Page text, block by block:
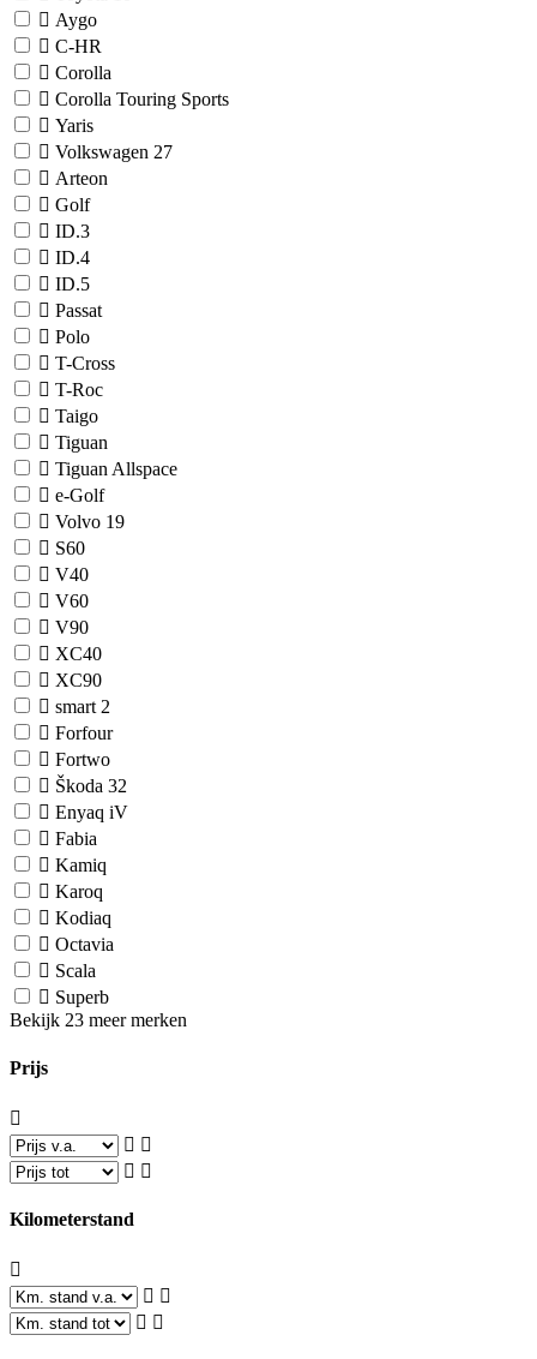
Aygo
C-HR
Corolla
Corolla Touring Sports
Yaris
Volkswagen 27
Arteon
Golf
ID.3
ID.4
ID.5
Passat
Polo
T-Cross
T-Roc
Taigo
Tiguan
Tiguan Allspace
e-Golf
Volvo 19
S60
V40
V60
V90
XC40
XC90
smart 2
Forfour
Fortwo
Škoda 32
Enyaq iV
Fabia
Kamiq
Karoq
Kodiaq
Octavia
Scala
Superb
Bekijk 23 meer merken
Prijs
Kilometerstand